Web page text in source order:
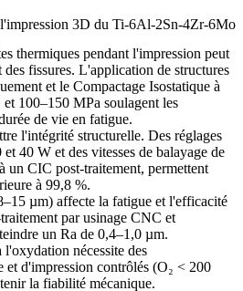
3D du Ti-6Al-2Sn-4Zr-6Mo
thermiques pendant l'impression peut
fissures. L'application de structures
et le Compactage Isostatique à
et 100–150 MPa soulagent les
de vie en fatigue.
l'intégrité structurelle. Des réglages
40 W et des vitesses de balayage de
un CIC post-traitement, permettent
à 99,8 %.
µm) affecte la fatigue et l'efficacité
parusinage CNC et
un Ra de 0,4–1,0 µm.
nécessite des
et d'impression contrôlés (O₂ < 200
la fiabilité mécanique.